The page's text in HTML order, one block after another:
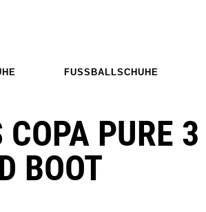
FUSSBALLSCHUHE
PURE
BOOT